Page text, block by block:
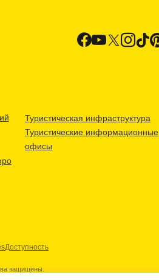
Туристическая инфраструктура
Туристические информационные
офисы
Доступность
защищены.